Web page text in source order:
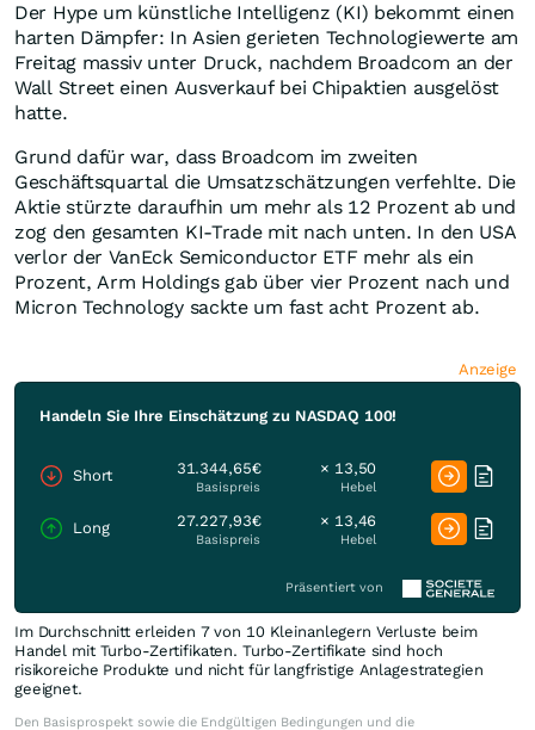
Der Hype um künstliche Intelligenz (KI) bekommt einen
harten Dämpfer: In Asien gerieten Technologiewerte am
Freitag massiv unter Druck, nachdem Broadcom an der
Wall Street einen Ausverkauf bei Chipaktien ausgelöst
hatte.
Grund dafür war, dass Broadcom im zweiten
Geschäftsquartal die Umsatzschätzungen verfehlte. Die
Aktie stürzte daraufhin um mehr als 12 Prozent ab und
zog den gesamten KI-Trade mit nach unten. In den USA
verlor der VanEck Semiconductor ETF mehr als ein
Prozent, Arm Holdings gab über vier Prozent nach und
Micron Technology sackte um fast acht Prozent ab.
Anzeige
Handeln Sie Ihre Einschätzung zu NASDAQ 100!
Short 31.344,65€
Basispreis
× 13,50
Hebel
Long 27.227,93€
Basispreis
× 13,46
Hebel
Präsentiert von
Im Durchschnitt erleiden 7 von 10 Kleinanlegern Verluste beim
Handel mit Turbo-Zertifikaten. Turbo-Zertifikate sind hoch
risikoreiche Produkte und nicht für langfristige Anlagestrategien
geeignet.
Den Basisprospekt sowie die Endgültigen Bedingungen und die